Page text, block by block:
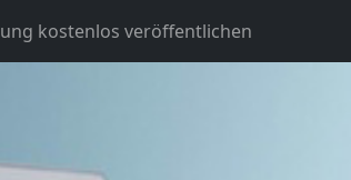
kostenlos veröffentlichen